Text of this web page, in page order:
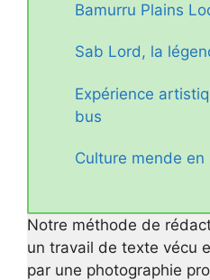
Bamurru Plains
Sab Lord, la
Expérience
bus
Culture mende en
Notre méthode de
un travail de texte vécu
par une photographie